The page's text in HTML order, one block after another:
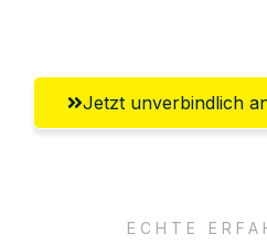
Jetzt unverbindlich
ECHTE